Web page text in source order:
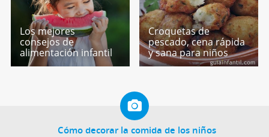
Los mejores
consejos de
alimentación infantil
Croquetas de
pescado, cena rápida
y sana para niños
Cómo decorar la comida de los niños